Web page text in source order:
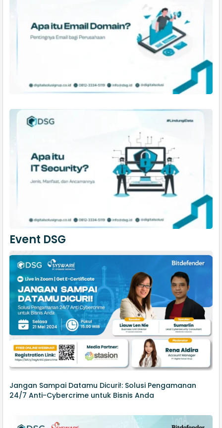
Event DSG
Jangan Sampai Datamu Dicuri!: Solusi Pengamanan
24/7 Anti-Cybercrime untuk Bisnis Anda